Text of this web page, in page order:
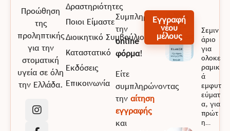
Προώθηση
της
προληπτικής
για την
στοματική
υγεία σε όλη
την Ελλάδα.
Δραστηριότητες
Ποιοι Είμαστε
Διοικητικό Συμβούλιο
Καταστατικό
Εκδόσεις
Επικοινωνία
Σεμιν
άριο
για
ολοκε
ραμικ
ά
εμφυτ
εύματ
α, για
πρώτ
η…
Συμπληρώνοντας
την
online
φόρμα!
Εγγραφή
νέου
μέλους
Είτε
συμπληρώνοντας
την αίτηση
εγγραφής
και